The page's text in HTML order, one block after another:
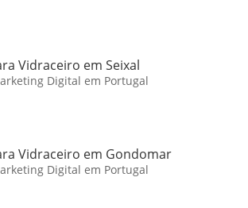
Vidraceiro em Seixal
Digital em Portugal
Vidraceiro em Gondomar
Digital em Portugal